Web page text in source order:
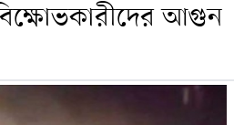
আগুন